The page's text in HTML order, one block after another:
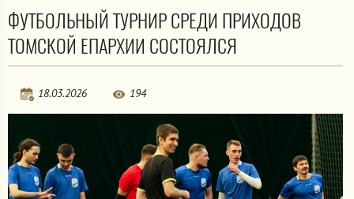
ФУТБОЛЬНЫЙ ТУРНИР СРЕДИ ПРИХОДОВ
ТОМСКОЙ ЕПАРХИИ СОСТОЯЛСЯ
18.03.2026 194